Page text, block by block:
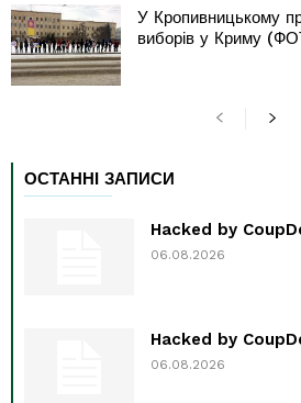
У Кропивницькому
виборів у Криму
ОСТАННІ ЗАПИСИ
Hacked by
06.08.2026
Hacked by
06.08.2026